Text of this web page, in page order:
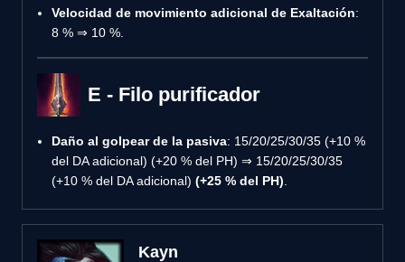
Velocidad de movimiento adicional de Exaltación:
8 % ⇒ 10 %.
E - Filo purificador
Daño al golpear de la pasiva: 15/20/25/30/35 (+10 %
del DA adicional) (+20 % del PH) ⇒ 15/20/25/30/35
(+10 % del DA adicional) (+25 % del PH)
Kayn